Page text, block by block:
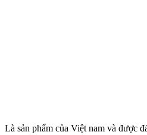
Là sản phẩm của Việt nam và được